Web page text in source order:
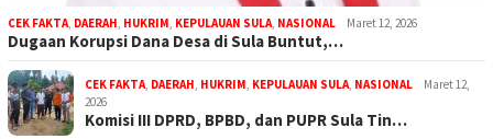
CEK FAKTA, DAERAH, HUKRIM, KEPULAUAN SULA, NASIONAL Maret 12, 2026
Dugaan Korupsi Dana Desa di Sula Buntut,…
CEK FAKTA, DAERAH, HUKRIM, KEPULAUAN SULA, NASIONAL
Maret 12,
2026
Komisi III DPRD, BPBD, dan PUPR Sula Tin…